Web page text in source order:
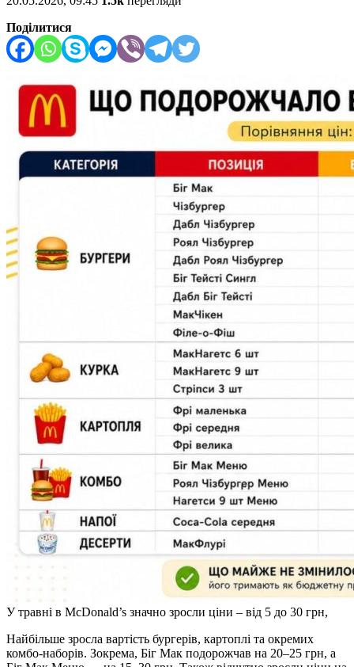
Поділитися
У травні в McDonald’s значно зросли ціни – від 5 до 30 грн,
Найбільше зросла вартість бургерів, картоплі та окремих
комбо-наборів. Зокрема, Біг Мак подорожчав на 20–25 грн, а